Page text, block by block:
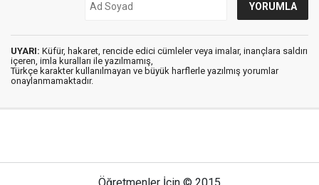
UYARI: Küfür, hakaret, rencide edici cümleler veya imalar, inançlara saldırı
içeren, imla kuralları ile yazılmamış,
Türkçe karakter kullanılmayan ve büyük harflerle yazılmış yorumlar
onaylanmamaktadır.